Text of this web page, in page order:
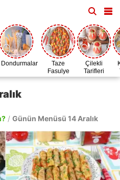
Dondurmalar
Taze
Fasulye
Zamanı
Çilekli
Tarifleri
/ Günün Menüsü 14 Aralık